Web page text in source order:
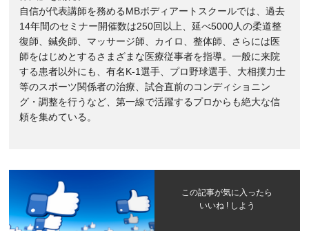
自信が代表講師を務めるMBボディアートスクールでは、過去
14年間のセミナー開催数は250回以上、延べ5000人の柔道整
復師、鍼灸師、マッサージ師、カイロ、整体師、さらには医
師をはじめとするさまざまな医療従事者を指導。一般に来院
する患者以外にも、有名K-1選手、プロ野球選手、大相撲力士
等のスポーツ関係者の治療、試合直前のコンディショニン
グ・調整を行うなど、第一線で活躍するプロからも絶大な信
頼を集めている。
この記事が気に入ったら
いいね ! しよう